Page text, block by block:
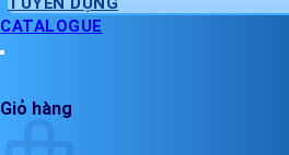
CATALOGUE
Giỏ hàng